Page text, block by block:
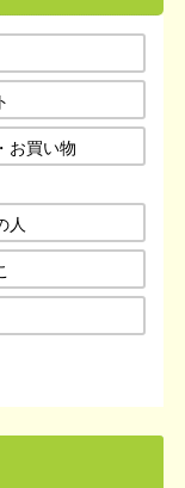
お買い物
人